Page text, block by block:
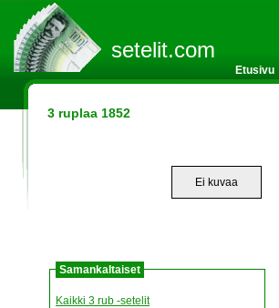
setelit.com
Etusivu
3 ruplaa 1852
Ei kuvaa
Samankaltaiset
Kaikki 3 rub -setelit